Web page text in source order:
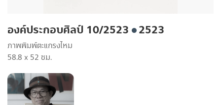
องค์ประกอบศิลป์ 10/2523 2523
ภาพพิมพ์ตะแกรงไหม
58.8 x 52 ซม.